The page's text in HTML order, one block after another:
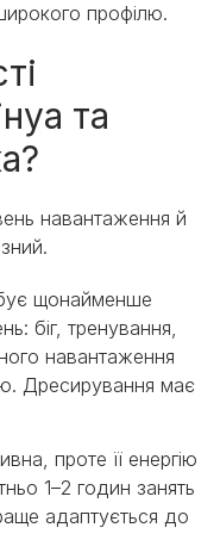
профілю.
та
навантаження й
щонайменше
біг, тренування,
навантаження
Дресирування має
проте її енергію
1–2 годин занять
адаптується до